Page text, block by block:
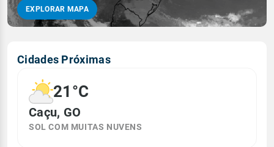
EXPLORAR MAPA
Cidades Próximas
21°C
Caçu, GO
SOL COM MUITAS NUVENS